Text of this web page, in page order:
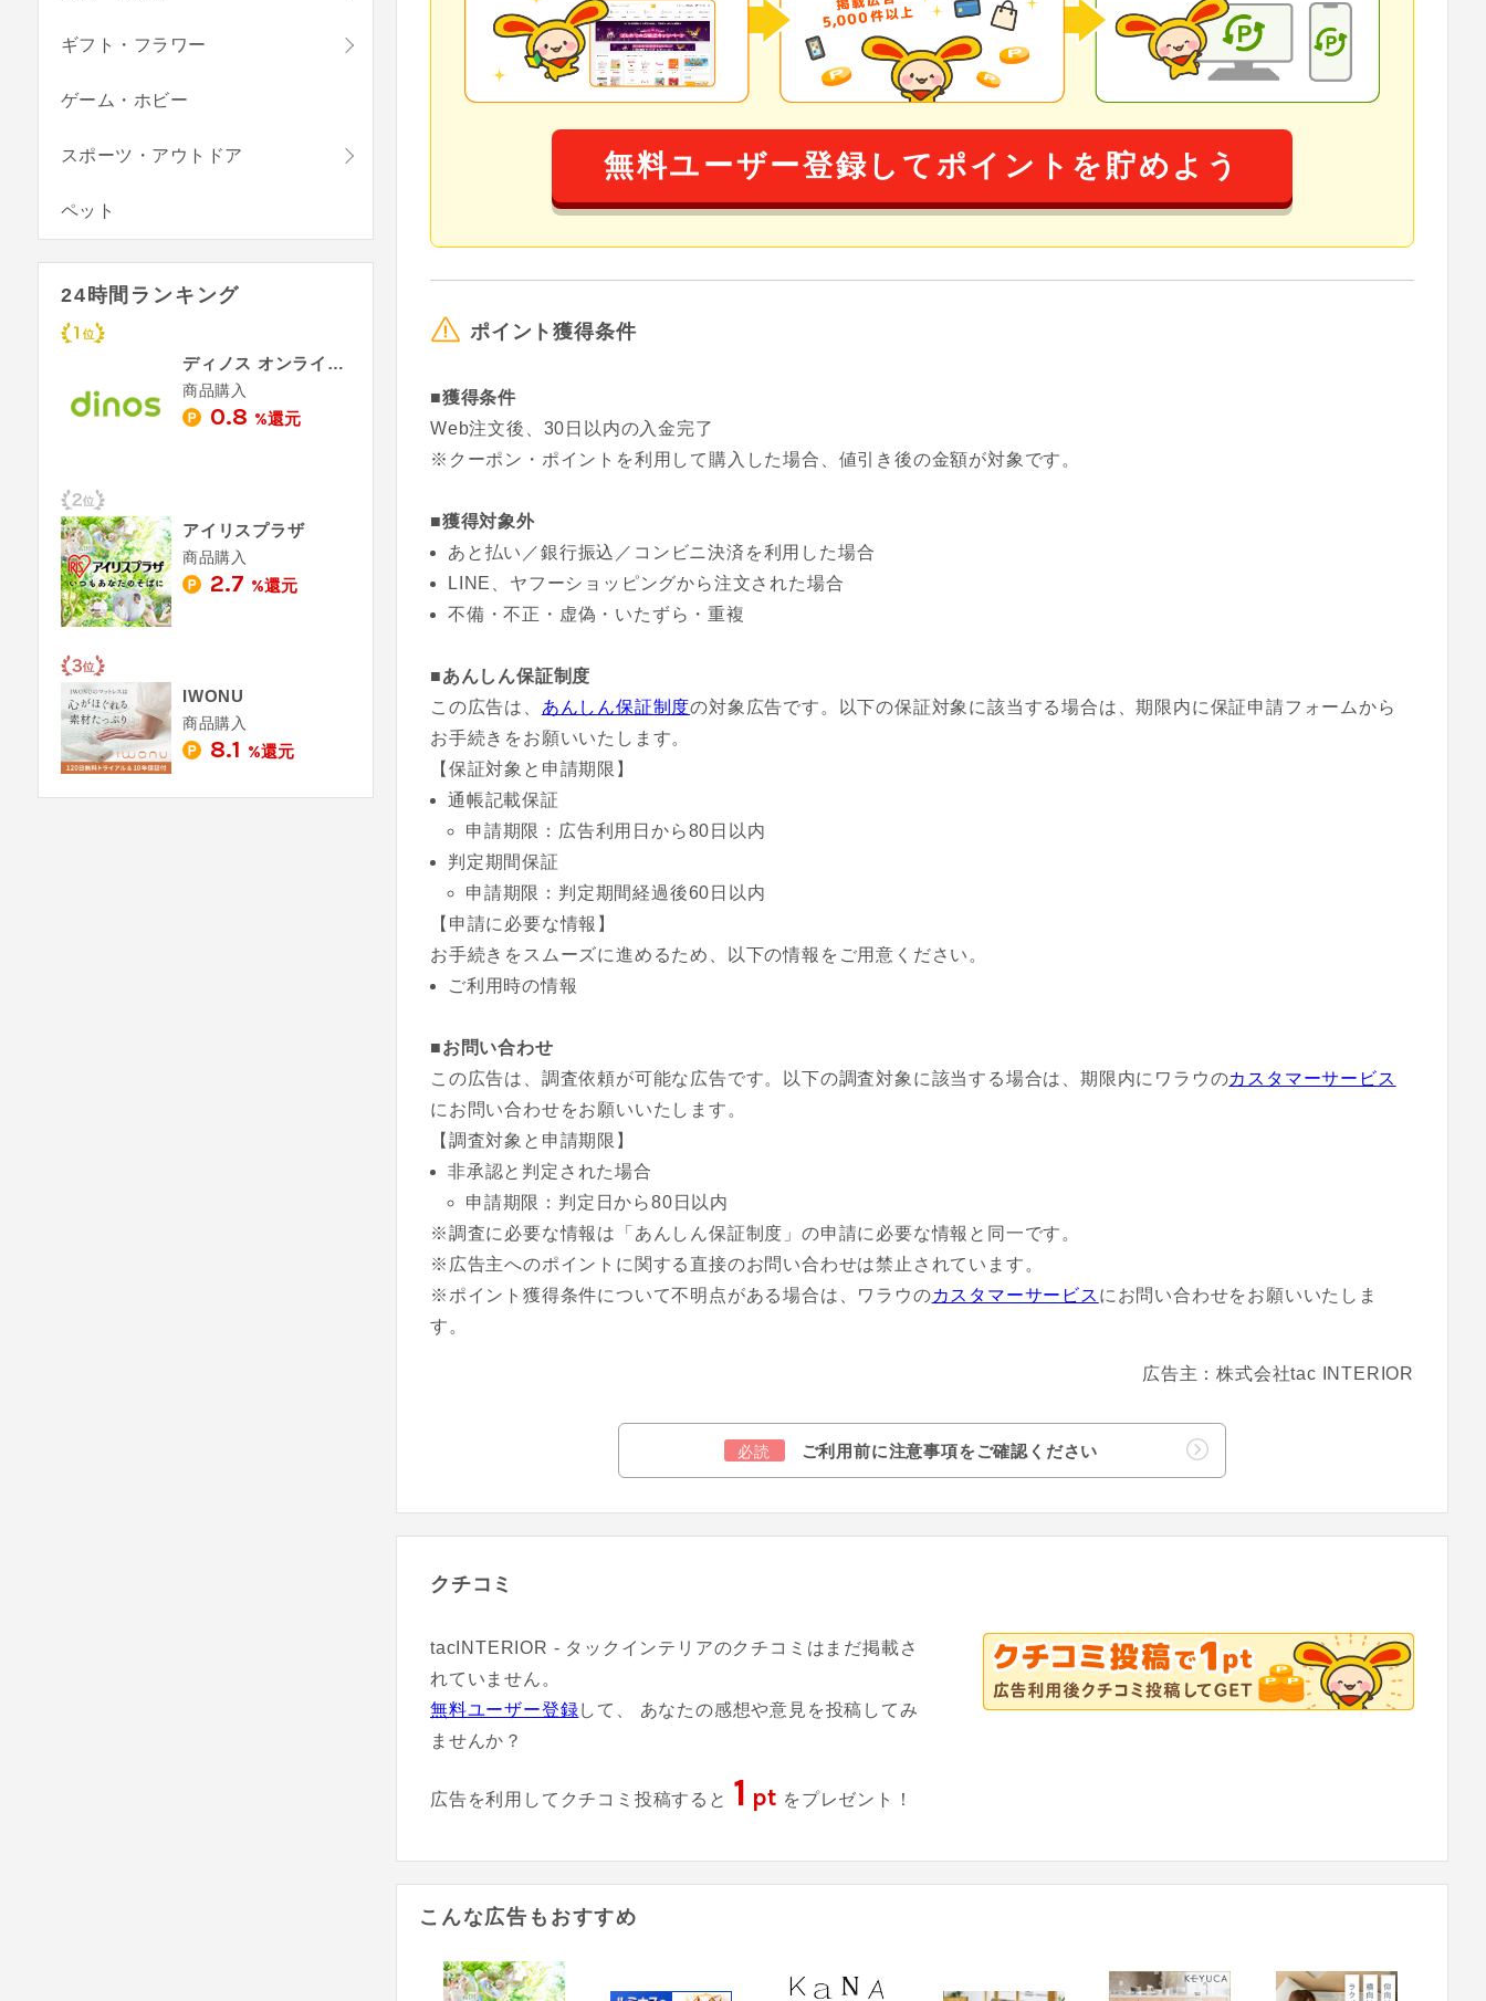
無料ユーザー登録してポイントを貯めよう
ポイント獲得条件
■獲得条件
Web注文後、30日以内の入金完了
※クーポン・ポイントを利用して購入した場合、値引き後の金額が対象です。
■獲得対象外
あと払い／銀行振込／コンビニ決済を利用した場合
LINE、ヤフーショッピングから注文された場合
不備・不正・虚偽・いたずら・重複
■あんしん保証制度
この広告は、 あんしん保証制度の対象広告です。以下の保証対象に該当する場合は、期限内に保証申請フォームから
お手続きをお願いいたします。
【保証対象と申請期限】
通帳記載保証
申請期限：広告利用日から80日以内
判定期間保証
申請期限：判定期間経過後60日以内
【申請に必要な情報】
お手続きをスムーズに進めるため、以下の情報をご用意ください。
ご利用時の情報
■お問い合わせ
この広告は、調査依頼が可能な広告です。以下の調査対象に該当する場合は、期限内にワラウのカスタマーサービス
にお問い合わせをお願いいたします。
【調査対象と申請期限】
非承認と判定された場合
申請期限：判定日から80日以内
※調査に必要な情報は「あんしん保証制度」の申請に必要な情報と同一です。
※広告主へのポイントに関する直接のお問い合わせは禁止されています。
※ポイント獲得条件について不明点がある場合は、ワラウのカスタマーサービス にお問い合わせをお願いいたしま
す。
広告主：株式会社tac INTERIOR
必読 ご利用前に注意事項をご確認ください
クチコミ
tacINTERIOR - タックインテリアのクチコミはまだ掲載さ
れていません。
無料ユーザー登録して、 あなたの感想や意見を投稿してみ
ませんか？
広告を利用してクチコミ投稿すると 1 pt をプレゼント！
こんな広告もおすすめ
ギフト・フラワー
ゲーム・ホビー
スポーツ・アウトドア
ペット
24時間ランキング
ディノス オンラインショップ
商品購入
0.8 %還元
アイリスプラザ
商品購入
2.7 %還元
IWONU
商品購入
8.1 %還元